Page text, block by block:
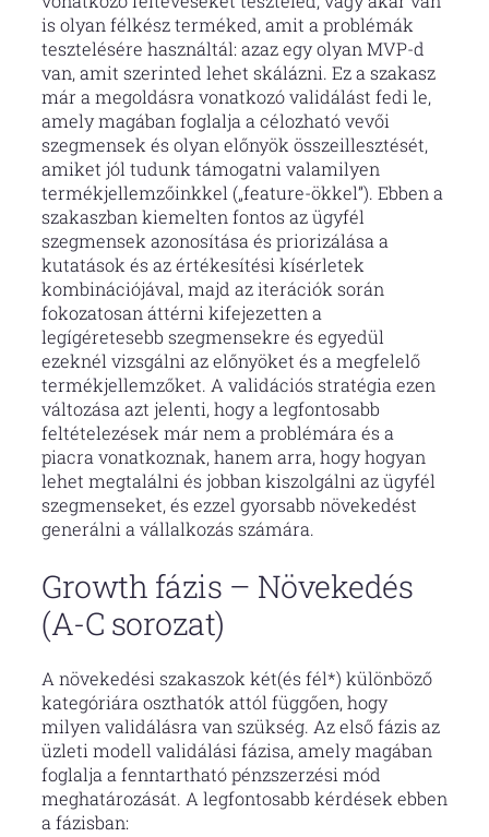
is olyan félkész terméked, amit a problémák
tesztelésére használtál: azaz egy olyan MVP-d
van, amit szerinted lehet skálázni. Ez a szakasz
már a megoldásra vonatkozó validálást fedi le,
amely magában foglalja a célozható vevői
szegmensek és olyan előnyök összeillesztését,
amiket jól tudunk támogatni valamilyen
termékjellemzőinkkel („feature-ökkel”). Ebben a
szakaszban kiemelten fontos az ügyfél
szegmensek azonosítása és priorizálása a
kutatások és az értékesítési kísérletek
kombinációjával, majd az iterációk során
fokozatosan áttérni kifejezetten a
legígéretesebb szegmensekre és egyedül
ezeknél vizsgálni az előnyöket és a megfelelő
termékjellemzőket. A validációs stratégia ezen
változása azt jelenti, hogy a legfontosabb
feltételezések már nem a problémára és a
piacra vonatkoznak, hanem arra, hogy hogyan
lehet megtalálni és jobban kiszolgálni az ügyfél
szegmenseket, és ezzel gyorsabb növekedést
generálni a vállalkozás számára.
Growth fázis – Növekedés
(A-C sorozat)
A növekedési szakaszok két(és fél*) különböző
kategóriára oszthatók attól függően, hogy
milyen validálásra van szükség. Az első fázis az
üzleti modell validálási fázisa, amely magában
foglalja a fenntartható pénzszerzési mód
meghatározását. A legfontosabb kérdések ebben
a fázisban: